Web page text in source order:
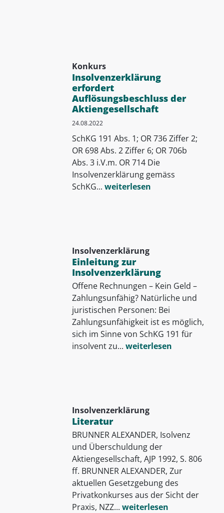
Konkurs
Insolvenzerklärung
erfordert
Auflösungsbeschluss der
Aktiengesellschaft
24.08.2022
SchKG 191 Abs. 1; OR 736 Ziffer 2;
OR 698 Abs. 2 Ziffer 6; OR 706b
Abs. 3 i.V.m. OR 714 Die
Insolvenzerklärung gemäss
SchKG... weiterlesen
Insolvenzerklärung
Einleitung zur
Insolvenzerklärung
Offene Rechnungen – Kein Geld –
Zahlungsunfähig? Natürliche und
juristischen Personen: Bei
Zahlungsunfähigkeit ist es möglich,
sich im Sinne von SchKG 191 für
insolvent zu... weiterlesen
Insolvenzerklärung
Literatur
BRUNNER ALEXANDER, Isolvenz
und Überschuldung der
Aktiengesellschaft, AJP 1992, S. 806
ff. BRUNNER ALEXANDER, Zur
aktuellen Gesetzgebung des
Privatkonkurses aus der Sicht der
Praxis, NZZ... weiterlesen